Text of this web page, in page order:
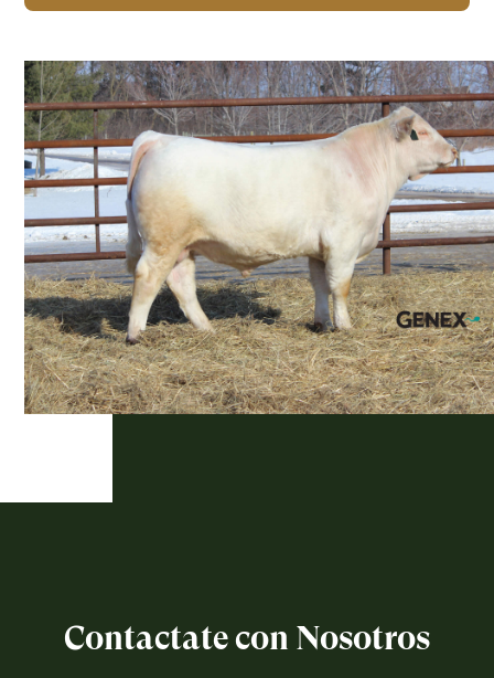
Contactate con Nosotros